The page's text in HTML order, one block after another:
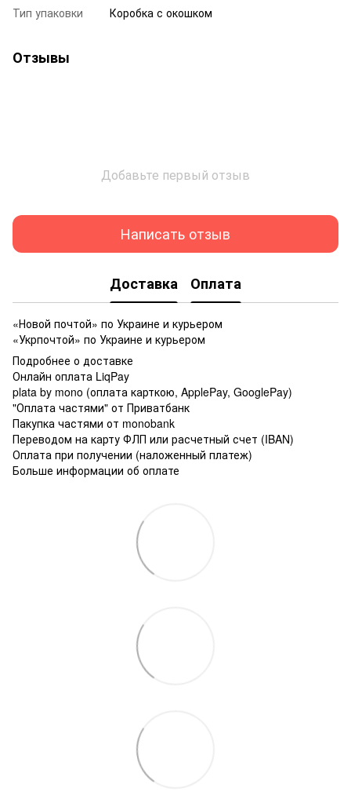
Тип упаковки
Коробка с окошком
Отзывы
Добавьте первый отзыв
Написать отзыв
Доставка Оплата
«Новой почтой» по Украине и курьером
«Укрпочтой» по Украине и курьером
Подробнее о доставке
Онлайн оплата LiqPay
plata by mono (оплата карткою, ApplePay, GooglePay)
"Оплата частями" от Приватбанк
Пакупка частями от monobank
Переводом на карту ФЛП или расчетный счет (IBAN)
Оплата при получении (наложенный платеж)
Больше информации об оплате